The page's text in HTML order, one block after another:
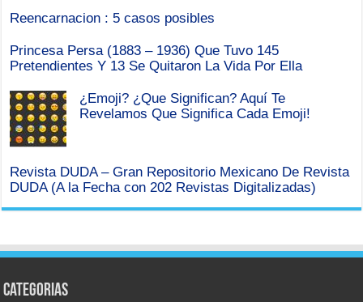
Reencarnacion : 5 casos posibles
Princesa Persa (1883 – 1936) Que Tuvo 145
Pretendientes Y 13 Se Quitaron La Vida Por Ella
¿Emoji? ¿Que Significan? Aquí Te
Revelamos Que Significa Cada Emoji!
Revista DUDA – Gran Repositorio Mexicano De Revista
DUDA (A la Fecha con 202 Revistas Digitalizadas)
Categorias